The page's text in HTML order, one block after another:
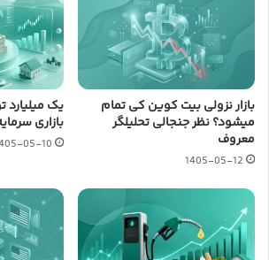
بازار نزولی بیت کوین کی تمام
میشود؟ نظر جنجالی تحلیلگر
معروف
1405-05-12
یک میلیارد
بازاری
05-10